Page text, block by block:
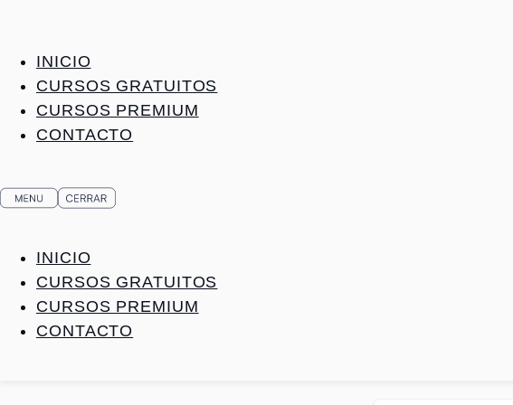
contenido
INICIO
CURSOS GRATUITOS
CURSOS PREMIUM
CONTACTO
INICIO
CURSOS GRATUITOS
CURSOS PREMIUM
CONTACTO